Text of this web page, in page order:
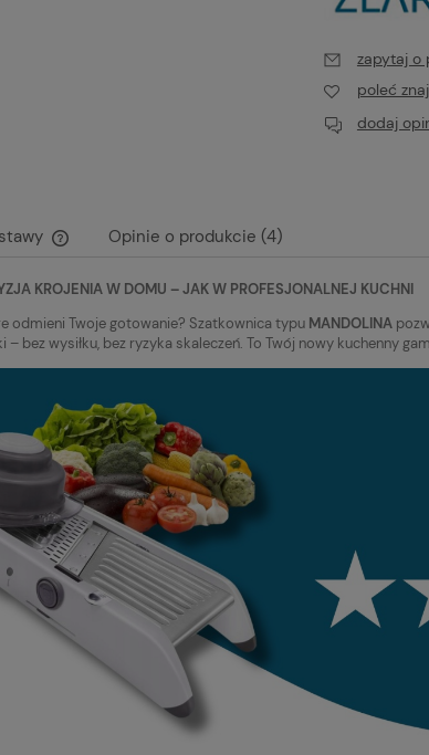
zapytaj o
poleć
dodaj
Cena nie zawiera ewentualnych kosztów
płatności
Opinie o produkcie (4)
KROJENIA W DOMU – JAK W PROFESJONALNEJ KUCHNI
odmieni Twoje gotowanie? Szatkownica typu MANDOLINA
– bez wysiłku, bez ryzyka skaleczeń. To Twój nowy kuchenny